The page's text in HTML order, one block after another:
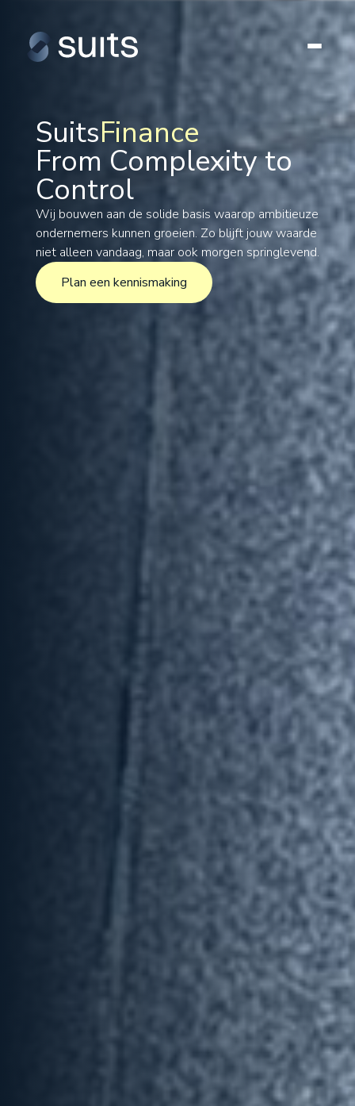
SuitsFinance
Tax
Legal
Formations
International
Projects
From Complexity to
Control
Wij bouwen aan de solide basis waarop ambitieuze
ondernemers kunnen groeien. Zo blijft jouw waarde
niet alleen vandaag, maar ook morgen springlevend.
Plan een kennismaking